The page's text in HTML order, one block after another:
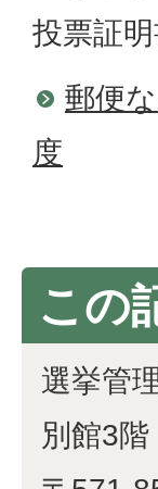
投票証
郵便
度
この
選挙管
別館3階